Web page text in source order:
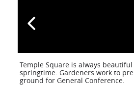
Temple Square is always
springtime. Gardeners work to
ground for General Conference.